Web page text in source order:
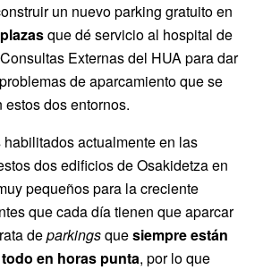
un nuevo parking gratuito en
que dé servicio al hospital de
Externas del HUA para dar
de aparcamiento que se
dos entornos.
actualmente en las
dos edificios de Osakidetza en
pequeños para la creciente
que cada día tienen que aparcar
deparkingsquesiempre están
en horas punta, por lo que